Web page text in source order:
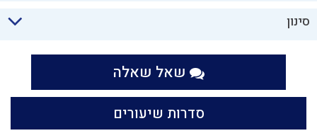
סינון
שאל שאלה
סדרות שיעורים